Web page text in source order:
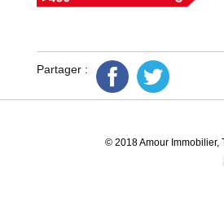
Partager :
© 2018 Amour Immobilier,